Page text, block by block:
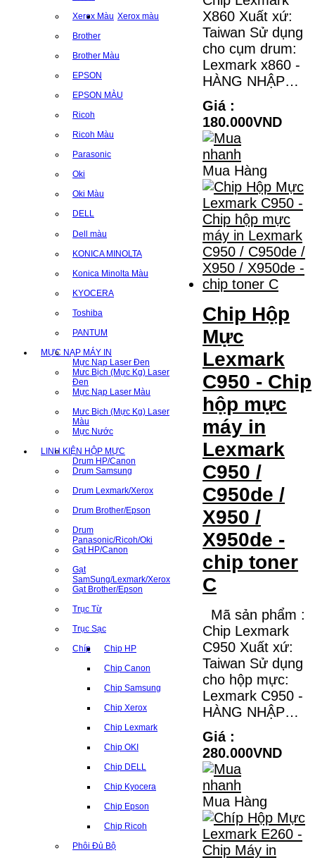
Xerox Màu Xerox màu
Brother
Brother Màu
EPSON
EPSON MÀU
Ricoh
Ricoh Màu
Parasonic
Oki
Oki Màu
DELL
Dell màu
KONICA MINOLTA
Konica Minolta Màu
KYOCERA
Toshiba
PANTUM
MỰC NẠP MÁY IN
Mực Nạp Laser Đen
Mưc Bịch (Mực Kg) Laser
Đen
Mực Nạp Laser Màu
Mưc Bịch (Mực Kg) Laser
Màu
Mực Nước
LINH KIỆN HỘP MỰC
Drum HP/Canon
Drum Samsung
Drum Lexmark/Xerox
Drum Brother/Epson
Drum
Panasonic/Ricoh/Oki
Gạt HP/Canon
Gạt
SamSung/Lexmark/Xerox
Gạt Brother/Epson
Trục Từ
Trục Sạc
Chíp Chip HP
Chip Canon
Chip Samsung
Chip Xerox
Chip Lexmark
Chip OKI
Chip DELL
Chip Kyocera
Chip Epson
Chip Ricoh
Phôi Đủ Bộ
X860 Xuất xứ:
Taiwan Sử dụng
cho cụm drum:
Lexmark x860 -
HÀNG NHẬP…
Giá :
180.000VND
Mua Hàng
Chip Hộp
Mực
Lexmark
C950 - Chip
hộp mực
máy in
Lexmark
C950 /
C950de /
X950 /
X950de -
chip toner
C
Mã sản phẩm :
Chip Lexmark
C950 Xuất xứ:
Taiwan Sử dụng
cho hộp mực:
Lexmark C950 -
HÀNG NHẬP…
Giá :
280.000VND
Mua Hàng